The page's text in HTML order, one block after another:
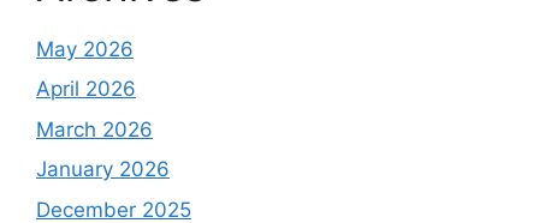
May 2026
April 2026
March 2026
January 2026
December 2025